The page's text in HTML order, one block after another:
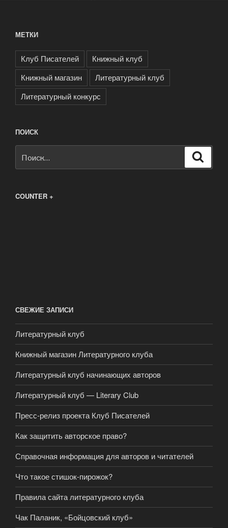
МЕТКИ
Клуб Писателей
Книжный клуб
Книжный магазин
Литературный клуб
Литературный конкурс
ПОИСК
COUNTER +
СВЕЖИЕ ЗАПИСИ
Литературный клуб
Книжный магазин Литературного клуба
Литературный клуб начинающих авторов
Литературный клуб — Literary Club
Пресс-релиз проекта Клуб Писателей
Как защитить авторское право?
Справочная информация для авторов и читателей
Что такое стишок-пирожок?
Правила сайта литературного клуба
Чак Паланик, «Бойцовский клуб»